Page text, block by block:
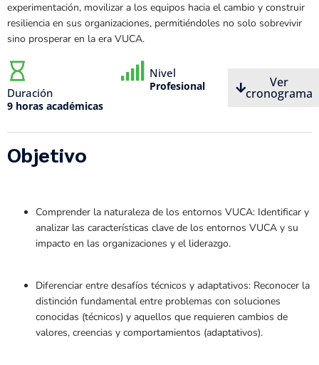
experimentación, movilizar a los equipos hacia el cambio y construir
resiliencia en sus organizaciones, permitiéndoles no solo sobrevivir
sino prosperar en la era VUCA.
Duración
9 horas académicas
Nivel
Profesional Ver
cronograma
Objetivo
Comprender la naturaleza de los entornos VUCA: Identificar y
analizar las características clave de los entornos VUCA y su
impacto en las organizaciones y el liderazgo.
Diferenciar entre desafíos técnicos y adaptativos: Reconocer la
distinción fundamental entre problemas con soluciones
conocidas (técnicos) y aquellos que requieren cambios de
valores, creencias y comportamientos (adaptativos).